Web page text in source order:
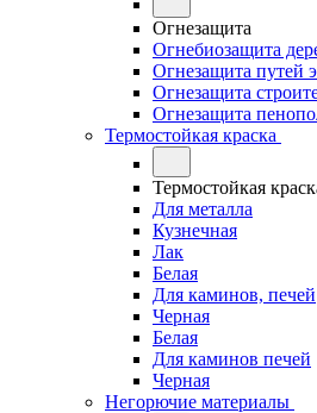
Огнезащита
Огнебиозащита
Огнезащита путей
Огнезащита
Огнезащита
Термостойкая краска
Термостойкая
Для металла
Кузнечная
Лак
Белая
Для каминов, печей
Черная
Белая
Для каминов печей
Черная
Негорючие материалы